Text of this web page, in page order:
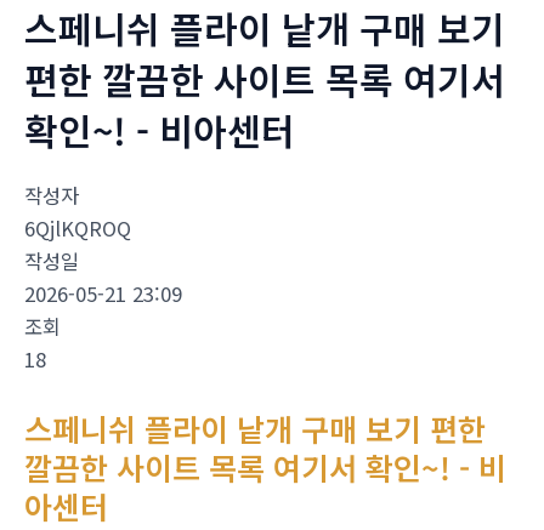
스페니쉬 플라이 낱개 구매 보기
편한 깔끔한 사이트 목록 여기서
확인~! - 비아센터
작성자
6QjlKQROQ
작성일
2026-05-21 23:09
조회
18
스페니쉬 플라이 낱개 구매 보기 편한
깔끔한 사이트 목록 여기서 확인~! - 비
아센터